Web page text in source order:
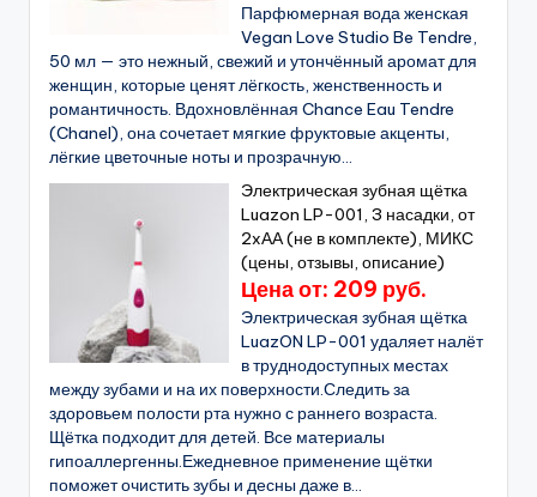
Парфюмерная вода женская
Vegan Love Studio Be Tendre,
50 мл — это нежный, свежий и утончённый аромат для
женщин, которые ценят лёгкость, женственность и
романтичность. Вдохновлённая Chance Eau Tendre
(Chanel), она сочетает мягкие фруктовые акценты,
лёгкие цветочные ноты и прозрачную...
Электрическая зубная щётка
Luazon LP-001, 3 насадки, от
2xАА (не в комплекте), МИКС
(цены, отзывы, описание)
Цена от: 209 руб.
Электрическая зубная щётка
LuazON LP-001 удаляет налёт
в труднодоступных местах
между зубами и на их поверхности.Следить за
здоровьем полости рта нужно с раннего возраста.
Щётка подходит для детей. Все материалы
гипоаллергенны.Ежедневное применение щётки
поможет очистить зубы и десны даже в...